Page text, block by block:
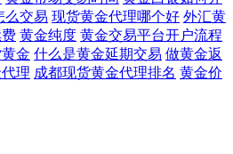
么交易 现货黄金代理哪个好 外汇黄
黄金纯度 黄金交易平台开户流程
金 什么是黄金延期交易 做黄金返
理 成都现货黄金代理排名 黄金价